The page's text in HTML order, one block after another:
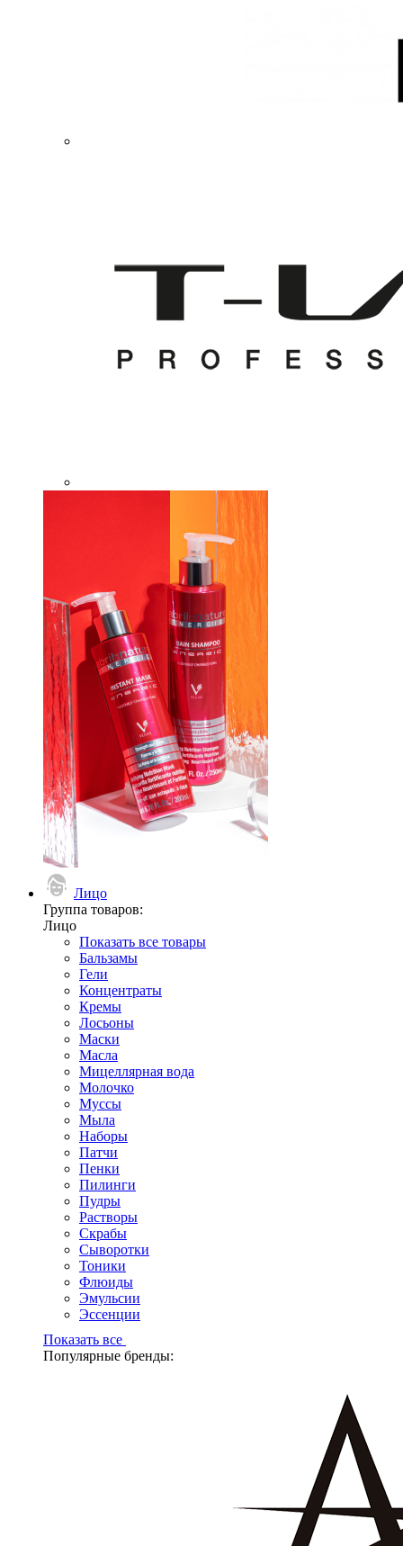
Лицо
Группа товаров:
Лицо
Показать все товары
Бальзамы
Гели
Концентраты
Кремы
Лосьоны
Маски
Масла
Мицеллярная вода
Молочко
Муссы
Мыла
Наборы
Патчи
Пенки
Пилинги
Пудры
Растворы
Скрабы
Сыворотки
Тоники
Флюиды
Эмульсии
Эссенции
Показать все
Популярные бренды: